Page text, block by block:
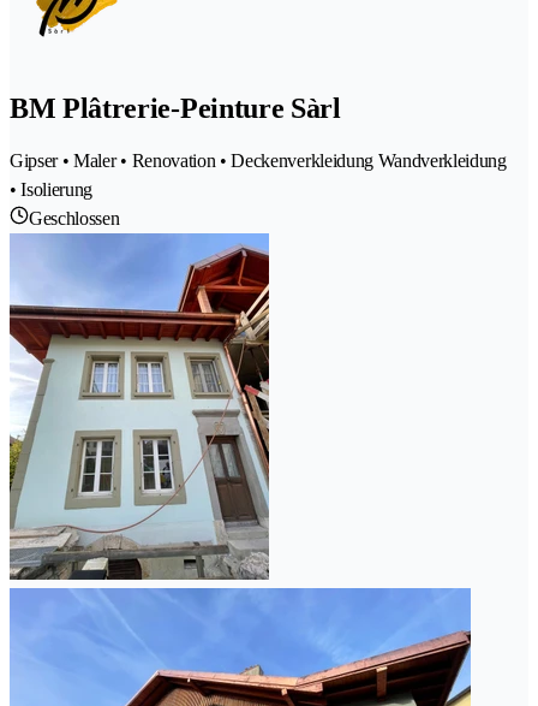
BM Plâtrerie-Peinture Sàrl
Gipser • Maler • Renovation • Deckenverkleidung Wandverkleidung
• Isolierung
Geschlossen